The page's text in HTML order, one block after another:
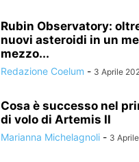
Rubin Observatory:
nuovi asteroidi in un
mezzo...
Redazione Coelum - 3 Aprile
Cosa è successo nel
di volo di Artemis II
Marianna Michelagnoli - 3